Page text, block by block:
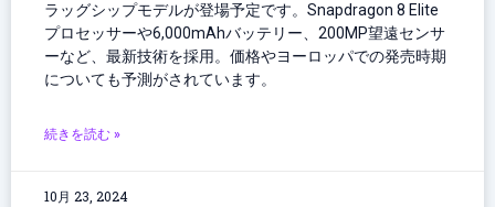
ラッグシップモデルが登場予定です。Snapdragon 8 Elite
プロセッサーや6,000mAhバッテリー、200MP望遠センサ
ーなど、最新技術を採用。価格やヨーロッパでの発売時期
についても予測がされています。
続きを読む »
10月 23, 2024